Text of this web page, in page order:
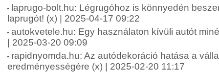
laprugo-bolt.hu: Légrugóhoz is könnyedén
laprugót! (x) | 2025-04-17 09:22
autokvetele.hu: Egy használaton kívüli autót
| 2025-03-20 09:09
rapidnyomda.hu: Az autódekoráció hatása a
eredményességére (x) | 2025-02-20 11:17